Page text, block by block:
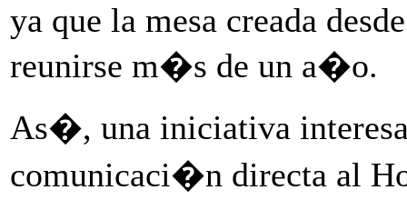
ya que la mesa creada
reunirse m�s de un a�o.
As�, una iniciativa
comunicaci�n directa al